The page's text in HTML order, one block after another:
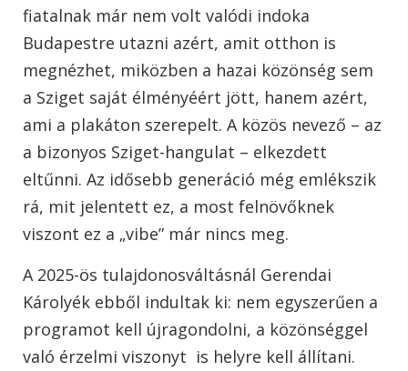
fiatalnak már nem volt valódi indoka
Budapestre utazni azért, amit otthon is
megnézhet, miközben a hazai közönség sem
a Sziget saját élményéért jött, hanem azért,
ami a plakáton szerepelt. A közös nevező – az
a bizonyos Sziget-hangulat – elkezdett
eltűnni. Az idősebb generáció még emlékszik
rá, mit jelentett ez, a most felnövőknek
viszont ez a „vibe” már nincs meg.
A 2025-ös tulajdonosváltásnál Gerendai
Károlyék ebből indultak ki: nem egyszerűen a
programot kell újragondolni, a közönséggel
való érzelmi viszonyt is helyre kell állítani.